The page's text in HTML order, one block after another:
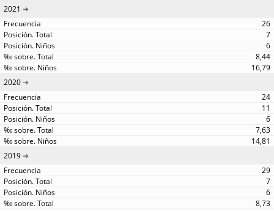
2021
26
7
6
8,44
16,79
2020
24
11
6
7,63
14,81
2019
29
7
6
8,73